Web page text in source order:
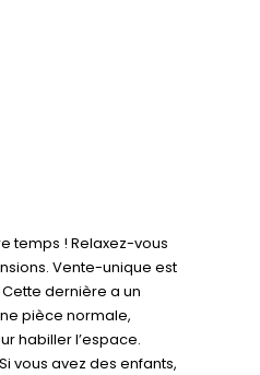
temps ! Relaxez-vous
Vente-unique est
dernière a un
pièce normale,
habiller l’espace.
vous avez des enfants,